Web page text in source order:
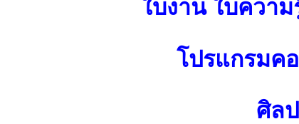
ใบงาน ใบควา
โปรแกรมค
ศิล